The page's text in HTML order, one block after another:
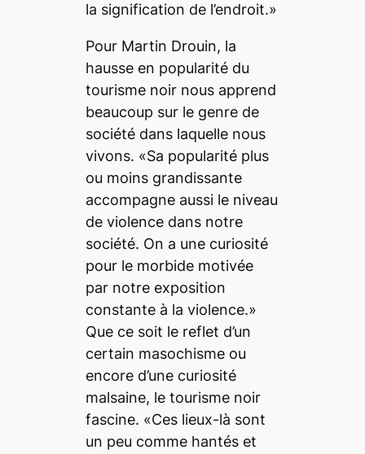
la signification de l’endroit.»
Pour Martin Drouin, la
hausse en popularité du
tourisme noir nous apprend
beaucoup sur le genre de
société dans laquelle nous
vivons. «Sa popularité plus
ou moins grandissante
accompagne aussi le niveau
de violence dans notre
société. On a une curiosité
pour le morbide motivée
par notre exposition
constante à la violence.»
Que ce soit le reflet d’un
certain masochisme ou
encore d’une curiosité
malsaine, le tourisme noir
fascine. «Ces lieux-là sont
un peu comme hantés et